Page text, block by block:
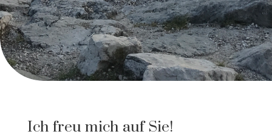
Ich freu mich auf Sie!